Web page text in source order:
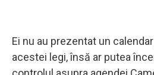
Ei nu au prezentat un
acestei legi, însă ar putea